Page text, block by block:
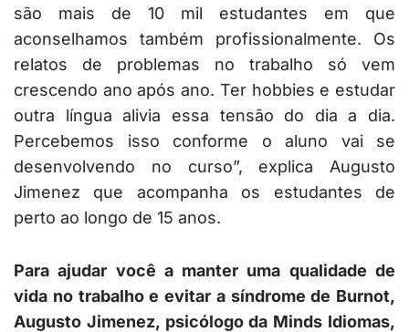
são mais de 10 mil estudantes em que
aconselhamos também profissionalmente. Os
relatos de problemas no trabalho só vem
crescendo ano após ano. Ter hobbies e estudar
outra língua alivia essa tensão do dia a dia.
Percebemos isso conforme o aluno vai se
desenvolvendo no curso”, explica Augusto
Jimenez que acompanha os estudantes de
perto ao longo de 15 anos.
Para ajudar você a manter uma qualidade de
vida no trabalho e evitar a síndrome de Burnot,
Augusto Jimenez, psicólogo da Minds Idiomas,